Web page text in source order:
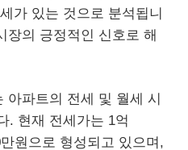
가 있는 것으로 분석됩니
장의 긍정적인 신호로 해
아파트의 전세 및 월세 시
. 현재 전세가는 1억
원으로 형성되고 있으며,